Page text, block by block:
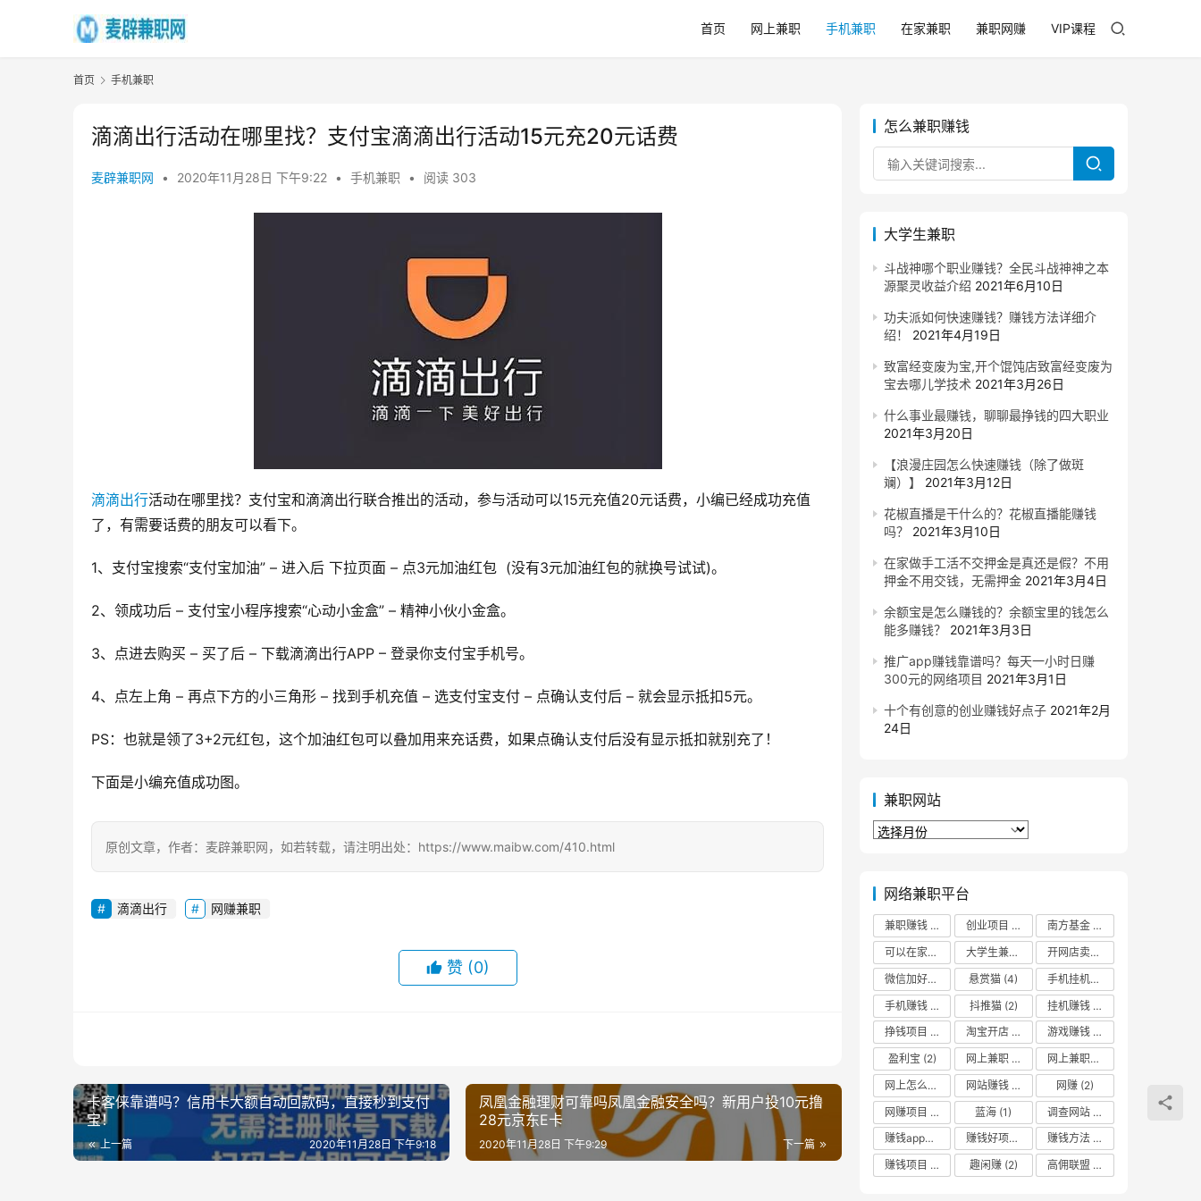
首页 网上兼职 手机兼职 在家兼职 兼职网赚 VIP课程
首页 手机兼职
滴滴出行活动在哪里找？支付宝滴滴出行活动15元充20元话费
麦辟兼职网 • 2020年11月28日 下午9:22 • 手机兼职 • 阅读 303
滴滴出行活动在哪里找？支付宝和滴滴出行联合推出的活动，参与活动可以15元充值20元话费，小编已经成功充值
了，有需要话费的朋友可以看下。
1、支付宝搜索“支付宝加油” – 进入后 下拉页面 – 点3元加油红包  (没有3元加油红包的就换号试试)。
2、领成功后 – 支付宝小程序搜索“心动小金盒” – 精神小伙小金盒。
3、点进去购买 – 买了后 – 下载滴滴出行APP – 登录你支付宝手机号。
4、点左上角 – 再点下方的小三角形 – 找到手机充值 – 选支付宝支付 – 点确认支付后 – 就会显示抵扣5元。
PS：也就是领了3+2元红包，这个加油红包可以叠加用来充话费，如果点确认支付后没有显示抵扣就别充了！
下面是小编充值成功图。
原创文章，作者：麦辟兼职网，如若转载，请注明出处：https://www.maibw.com/410.html
滴滴出行 网赚兼职
赞 (0)
卡客俫靠谱吗？信用卡大额自动回款码，直接秒到支付
宝！
上一篇 2020年11月28日 下午9:18
凤凰金融理财可靠吗凤凰金融安全吗？新用户投10元撸
28元京东E卡
下一篇
2020年11月28日 下午9:29
怎么兼职赚钱
大学生兼职
斗战神哪个职业赚钱？全民斗战神神之本
源聚灵收益介绍 2021年6月10日
功夫派如何快速赚钱？赚钱方法详细介
绍！
2021年4月19日
致富经变废为宝,开个馄饨店致富经变废为
宝去哪儿学技术 2021年3月26日
什么事业最赚钱，聊聊最挣钱的四大职业
2021年3月20日
【浪漫庄园怎么快速赚钱（除了做斑
斓）】
2021年3月12日
花椒直播是干什么的？花椒直播能赚钱
吗？
2021年3月10日
在家做手工活不交押金是真还是假？不用
押金不用交钱，无需押金 2021年3月4日
余额宝是怎么赚钱的？余额宝里的钱怎么
能多赚钱？
2021年3月3日
推广app赚钱靠谱吗？每天一小时日赚
300元的网络项目 2021年3月1日
十个有创意的创业赚钱好点子 2021年2月
24日
兼职网站
兼
网络兼职平台
兼职赚钱 创业项目 南方基金
可以在家挣钱
大学生兼职 开网店卖什么最赚钱
微信加好友
悬赏猫 (4) 手机挂机赚钱
手机赚钱
抖推猫(2) 挂机赚钱
挣钱项目
淘宝开店 游戏赚钱
盈利宝 (2) 网上兼职 网上兼职赚钱日结
网上怎么赚零花钱
(2)
网站赚钱 网赚 (2)
网赚项目
蓝海 (1) 调查网站
赚钱app哪个最靠谱
(2) 赚钱好项目 赚钱方法
赚钱项目
趣闲赚(2) 高佣联盟